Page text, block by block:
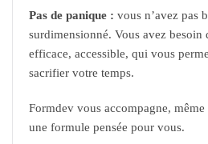
Pas de panique : vous n’avez pas
surdimensionné. Vous avez besoin
efficace, accessible, qui vous
sacrifier votre temps.
Formdev vous accompagne, même
une formule pensée pour vous.